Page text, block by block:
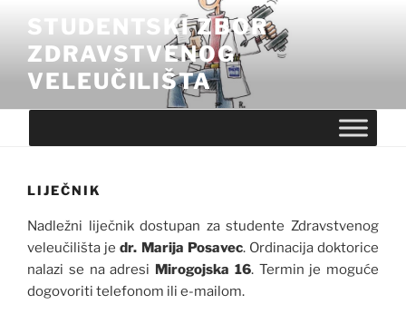
content
STUDENTSKI ZBOR
ZDRAVSTVENOG
VELEUČILIŠTA
LIJEČNIK
Nadležni liječnik dostupan za studente Zdravstvenog
veleučilišta jedr. Marija Posavec. Ordinacija doktorice
nalazi se na adresi Mirogojska 16. Termin je moguće
dogovoriti telefonom ili e-mailom.